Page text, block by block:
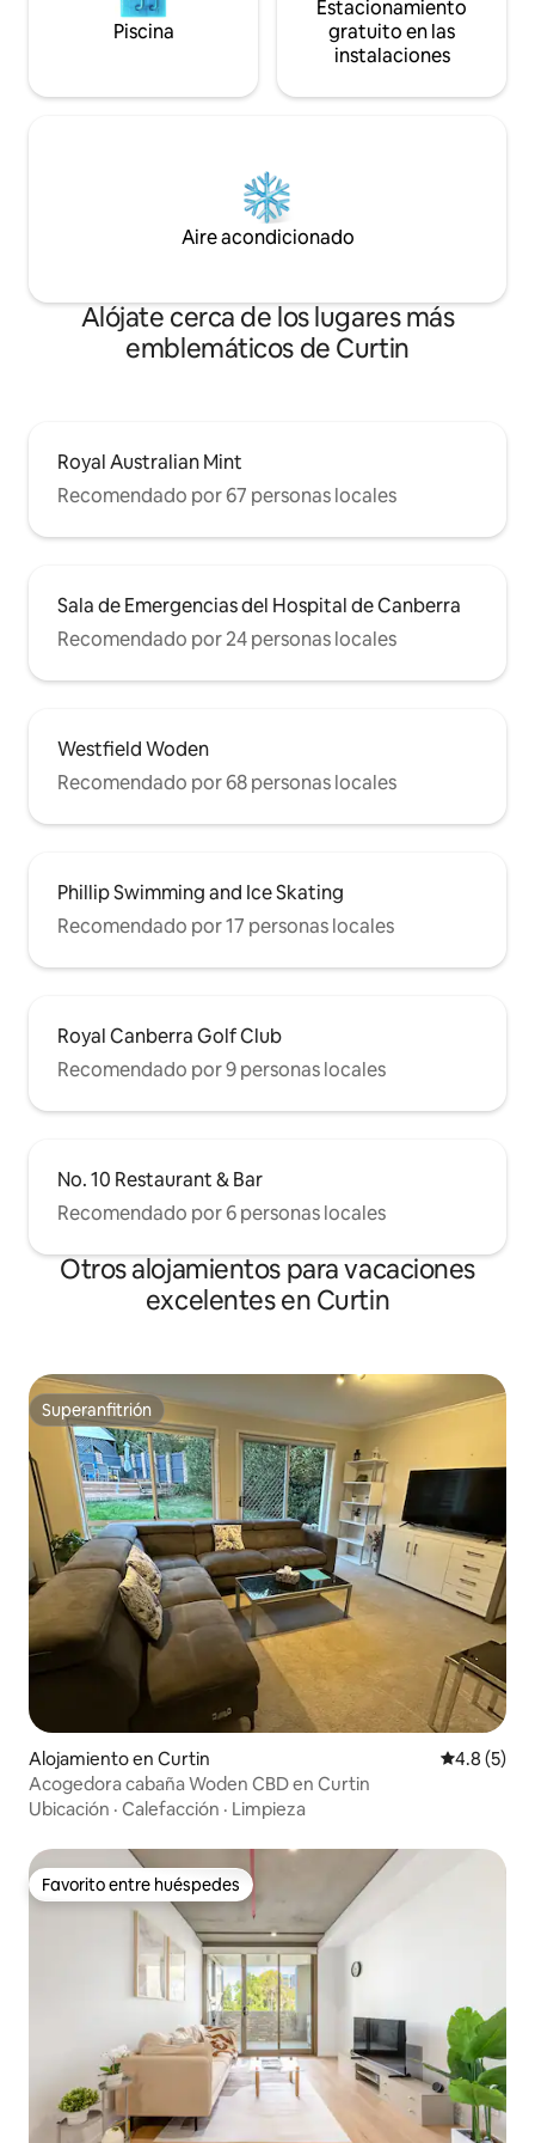
de afeitado.
Piscina
Estacionamiento
gratuito en las
instalaciones
Aire acondicionado
Alójate cerca de los lugares más
emblemáticos de Curtin
Royal Australian Mint
Recomendado por 67 personas locales
Sala de Emergencias del Hospital de Canberra
Recomendado por 24 personas locales
Westfield Woden
Recomendado por 68 personas locales
Phillip Swimming and Ice Skating
Recomendado por 17 personas locales
Royal Canberra Golf Club
Recomendado por 9 personas locales
No. 10 Restaurant & Bar
Recomendado por 6 personas locales
Otros alojamientos para vacaciones
excelentes en Curtin
Superanfitrión
Superanfitrión
Alojamiento en Curtin
4.8 (5)
Acogedora cabaña Woden CBD en Curtin
Ubicación · Calefacción · Limpieza
Favorito entre huéspedes
Favorito entre huéspedes